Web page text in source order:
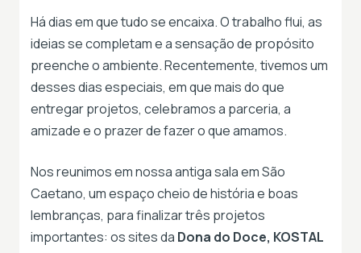
Há dias em que tudo se encaixa. O trabalho flui, as
ideias se completam e a sensação de propósito
preenche o ambiente. Recentemente, tivemos um
desses dias especiais, em que mais do que
entregar projetos, celebramos a parceria, a
amizade e o prazer de fazer o que amamos.
Nos reunimos em nossa antiga sala em São
Caetano, um espaço cheio de história e boas
lembranças, para finalizar três projetos
importantes: os sites da Dona do Doce, KOSTAL